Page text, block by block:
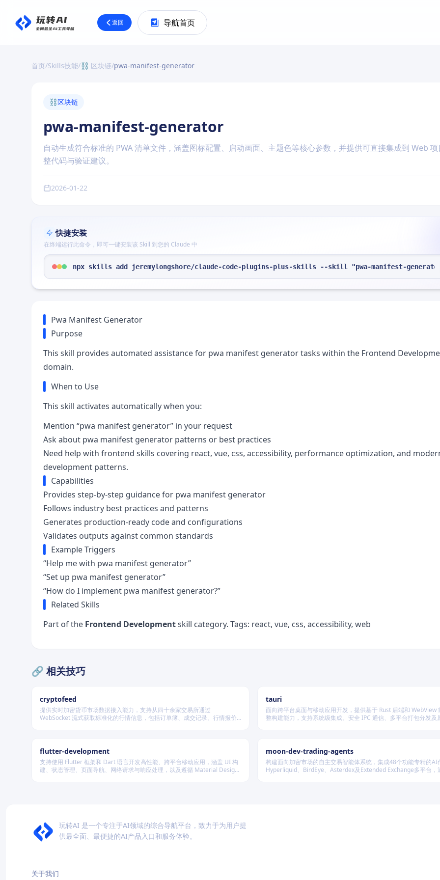
返回 导航首页
首页/Skills技能/⛓️ 区块链/pwa-manifest-generator
⛓️区块链
pwa-manifest-generator
自动生成符合标准的 PWA 清单文件，涵盖图标配置、启动画面、主题色等核心参数，并提供可直接集成到 Web
整代码与验证建议。
2026-01-22
快捷安装
在终端运行此命令，即可一键安装该 Skill 到您的 Claude 中
npx skills add jeremylongshore/claude-code-plugins-plus-skills --skill "pwa-manifest-
Pwa Manifest Generator
Purpose
This skill provides automated assistance for pwa manifest generator tasks within the Frontend
domain.
When to Use
This skill activates automatically when you:
Mention “pwa manifest generator” in your request
Ask about pwa manifest generator patterns or best practices
Need help with frontend skills covering react, vue, css, accessibility, performance optimization, and
development patterns.
Capabilities
Provides step-by-step guidance for pwa manifest generator
Follows industry best practices and patterns
Generates production-ready code and configurations
Validates outputs against common standards
Example Triggers
“Help me with pwa manifest generator”
“Set up pwa manifest generator”
“How do I implement pwa manifest generator?”
Related Skills
Part of the Frontend Developmentskill category. Tags: react, vue, css, accessibility, web
🔗 相关技巧
cryptofeed
提供实时加密货币市场数据接入能力，支持从四十余家交易所通过
WebSocket 流式获取标准化的行情信息，包括订单簿、成交记录、行情报价
tauri
面向跨平台桌面与移动应用开发，提供基于 Rust 后端和 WebView
整构建能力，支持系统级集成、安全 IPC 通信、多平台打包分发及
flutter-development
支持使用 Flutter 框架和 Dart 语言开发高性能、跨平台移动应用，涵盖 UI 构
建、状态管理、页面导航、网络请求与响应处理，以及遵循 Material Design
moon-dev-trading-agents
构建面向加密市场的自主交易智能体系统，集成48个功能专精的AI
Hyperliquid、BirdEye、Asterdex及Extended Exchange多平台，
玩转AI 是一个专注于AI领域的综合导航平台，致力于为用户提
供最全面、最便捷的AI产品入口和服务体验。
关于我们